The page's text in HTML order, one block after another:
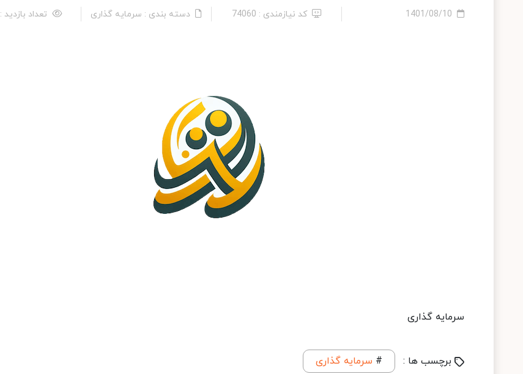
1401/08/10 کد نیازمندی : 74060 دسته بندی : سرمایه گذاری تعداد بازدید : 406 نفر
سرمایه گذاری
برچسب ها : # سرمایه گذاری